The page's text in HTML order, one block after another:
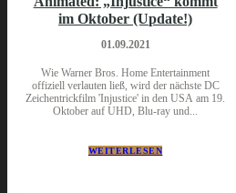
im Oktober (Update!)
01.09.2021
Wie Warner Bros. Home Entertainment
offiziell verlauten ließ, wird der nächste DC
Zeichentrickfilm 'Injustice' in den USA am 19.
Oktober auf UHD, Blu-ray und...
WEITERLESEN